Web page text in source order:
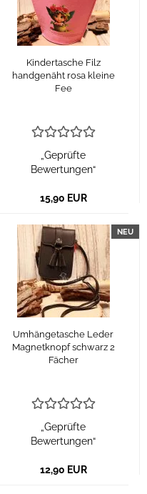
Kindertasche Filz
handgenäht rosa kleine
Fee
„Geprüfte
Bewertungen“
15,90 EUR
NEU
Umhängetasche Leder
Magnetknopf schwarz 2
Fächer
„Geprüfte
Bewertungen“
12,90 EUR